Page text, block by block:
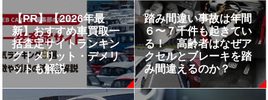
【PR】【2026年最
新】おすすめ車買取一
括査定サイトランキン
グ｜メリット・デメリ
ットも解説
踏み間違い事故は年間
６〜７千件も起きてい
る！ 高齢者はなぜア
クセルとブレーキを踏
み間違えるのか？